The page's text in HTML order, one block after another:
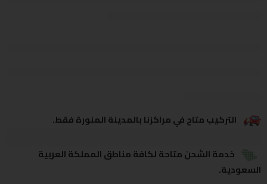
التركيب متاح في مراكزنا بالمدينة المنورة فقط.
خدمة الشحن متاحة لكافة مناطق المملكة العربية
السعودية.